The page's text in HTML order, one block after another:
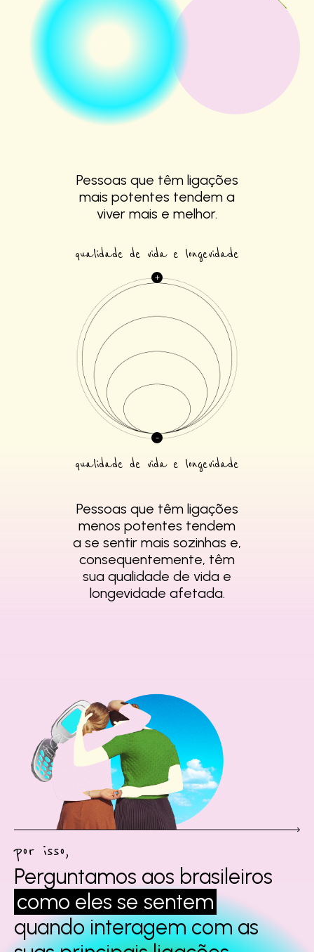
Pessoas que têm ligações
mais potentes tendem a
viver mais e melhor.
qualidade de vida e longevidade
qualidade de vida e longevidade
Pessoas que têm ligações
menos potentes tendem
a se sentir mais sozinhas e,
consequentemente, têm
sua qualidade de vida e
longevidade afetada.
por isso,
Perguntamos aos brasileiros
como eles se sentem
quando interagemcom as